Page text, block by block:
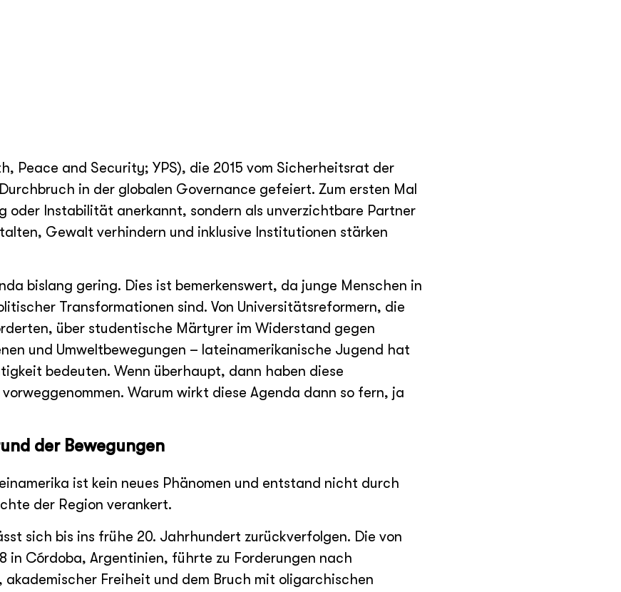
Peace and Security; YPS), die 2015 vom Sicherheitsrat der
in der globalen Governance gefeiert. Zum ersten Mal
oder Instabilität anerkannt, sondern als unverzichtbare Partner
Gewalt verhindern und inklusive Institutionen stärken
bislang gering. Dies ist bemerkenswert, da junge Menschen in
Transformationen sind. Von Universitätsreformern, die
über studentische Märtyrer im Widerstand gegen
und Umweltbewegungen – lateinamerikanische Jugend hat
bedeuten. Wenn überhaupt, dann haben diese
Warum wirkt diese Agenda dann so fern, ja
der Bewegungen
ist kein neues Phänomen und entstand nicht durch
der Region verankert.
sich bis ins frühe 20. Jahrhundert zurückverfolgen. Die von
in Córdoba, Argentinien, führte zu Forderungen nach
Freiheit und dem Bruch mit oligarchischen